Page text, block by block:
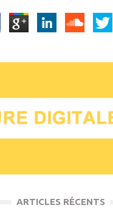
ARTICLES RÉCENTS